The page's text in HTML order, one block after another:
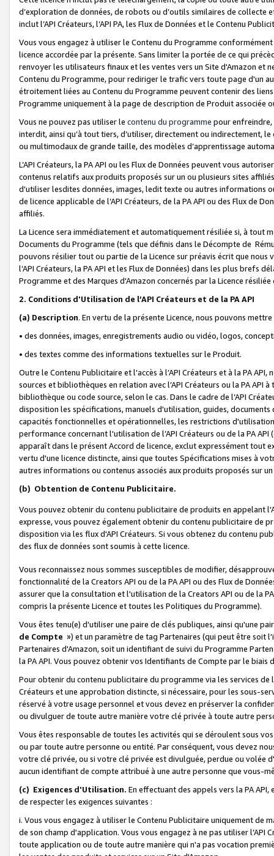
d’exploration de données, de robots ou d’outils similaires de
inclut l’API Créateurs, l’API PA, les Flux de Données et le Contenu
Vous vous engagez à utiliser le Contenu du Programme
licence accordée par la présente. Sans limiter la portée de ce qui
renvoyer les utilisateurs finaux et les ventes vers un Site d'Amazon et
Contenu du Programme, pour rediriger le trafic vers toute page d'un
étroitement liées au Contenu du Programme peuvent contenir des
Programme uniquement à la page de description de Produit associée
Vous ne pouvez pas utiliser le contenu du programme pour
interdit, ainsi qu’à tout tiers, d’utiliser, directement ou indirectement,
ou multimodaux de grande taille, des modèles d’apprentissage
L’API Créateurs, la PA API ou les Flux de Données peuvent vous
contenus relatifs aux produits proposés sur un ou plusieurs sites
d'utiliser lesdites données, images, ledit texte ou autres informations
de licence applicable de l’API Créateurs, de la PA API ou des Flux de
affiliés.
La Licence sera immédiatement et automatiquement résiliée si, à
Documents du Programme (tels que définis dans le Décompte de
pouvons résilier tout ou partie de la Licence sur préavis écrit que
l’API Créateurs, la PA API et les Flux de Données) dans les plus
Programme et des Marques d'Amazon concernés par la Licence
2. Conditions d'Utilisation de l’API Créateurs et de la PA API
(a) Description. En vertu de la présente Licence, nous pouvons
• des données, images, enregistrements audio ou vidéo, logos,
• des textes comme des informations textuelles sur le Produit.
Outre le Contenu Publicitaire et l'accès à l’API Créateurs et à la PA
sources et bibliothèques en relation avec l’API Créateurs ou la PA
bibliothèque ou code source, selon le cas. Dans le cadre de l’API
disposition les spécifications, manuels d'utilisation, guides,
capacités fonctionnelles et opérationnelles, les restrictions
performance concernant l'utilisation de l’API Créateurs ou de la PA
apparaît dans le présent Accord de licence, exclut expressément tout
vertu d'une licence distincte, ainsi que toutes Spécifications mises à
autres informations ou contenus associés aux produits proposés sur
(b) Obtention de Contenu Publicitaire.
Vous pouvez obtenir du contenu publicitaire de produits en appelant
expresse, vous pouvez également obtenir du contenu publicitaire de
disposition via les flux d'API Créateurs. Si vous obtenez du contenu
des flux de données sont soumis à cette licence.
Vous reconnaissez nous sommes susceptibles de modifier,
fonctionnalité de la Creators API ou de la PA API ou des Flux de
assurer que la consultation et l'utilisation de la Creators API ou de la
compris la présente Licence et toutes les Politiques du Programme).
Vous êtes tenu(e) d'utiliser une paire de clés publiques, ainsi qu'une
de Compte ») et un paramètre de tag Partenaires (qui peut être soit
Partenaires d'Amazon, soit un identifiant de suivi du Programme
la PA API. Vous pouvez obtenir vos Identifiants de Compte par le biais
Pour obtenir du contenu publicitaire du programme via les services
Créateurs et une approbation distincte, si nécessaire, pour les sous-
réservé à votre usage personnel et vous devez en préserver la
ou divulguer de toute autre manière votre clé privée à toute autre
Vous êtes responsable de toutes les activités qui se déroulent sous
ou par toute autre personne ou entité. Par conséquent, vous devez
votre clé privée, ou si votre clé privée est divulguée, perdue ou volée
aucun identifiant de compte attribué à une autre personne que vous-
(c) Exigences d'Utilisation. En effectuant des appels vers la PA
de respecter les exigences suivantes :
i. Vous vous engagez à utiliser le Contenu Publicitaire uniquement de
de son champ d'application. Vous vous engagez à ne pas utiliser l’API
toute application ou de toute autre manière qui n'a pas vocation